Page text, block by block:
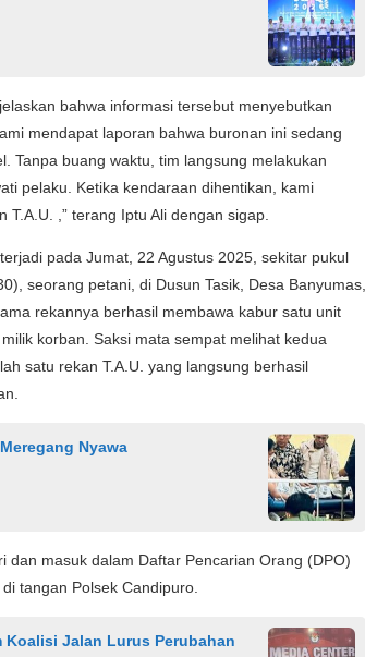
bahwa informasi tersebut menyebutkan
mendapat laporan bahwa buronan ini sedang
Tanpa buang waktu, tim langsung melakukan
pelaku. Ketika kendaraan dihentikan, kami
,” terang Iptu Ali dengan sigap.
pada Jumat, 22 Agustus 2025, sekitar pukul
seorang petani, di Dusun Tasik, Desa Banyumas,
rekannya berhasil membawa kabur satu unit
korban. Saksi mata sempat melihat kedua
satu rekan T.A.U. yang langsung berhasil
Nyawa
dan masuk dalam Daftar Pencarian Orang (DPO)
tangan Polsek Candipuro.
Koalisi Jalan Lurus Perubahan